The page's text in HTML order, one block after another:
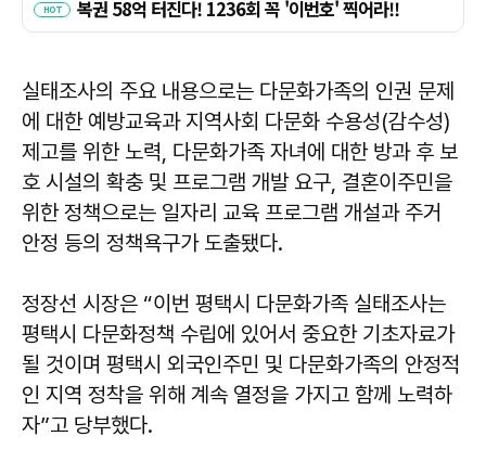
실태조사의 주요 내용으로는 다문화가족의 인권 문제
에 대한 예방교육과 지역사회 다문화 수용성(감수성)
제고를 위한 노력, 다문화가족 자녀에 대한 방과 후 보
호 시설의 확충 및 프로그램 개발 요구, 결혼이주민을
위한 정책으로는 일자리 교육 프로그램 개설과 주거
안정 등의 정책욕구가 도출됐다.
정장선 시장은 “이번 평택시 다문화가족 실태조사는
평택시 다문화정책 수립에 있어서 중요한 기초자료가
될 것이며 평택시 외국인주민 및 다문화가족의 안정적
인 지역 정착을 위해 계속 열정을 가지고 함께 노력하
자”고 당부했다.